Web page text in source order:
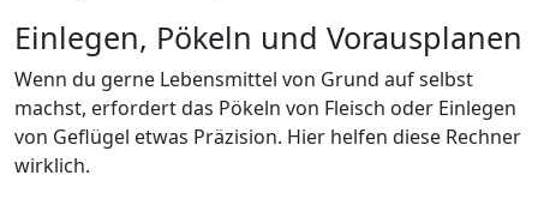
Einlegen, Pökeln und Vorausplanen
Wenn du gerne Lebensmittel von Grund auf selbst
machst, erfordert das Pökeln von Fleisch oder Einlegen
von Geflügel etwas Präzision. Hier helfen diese Rechner
wirklich.